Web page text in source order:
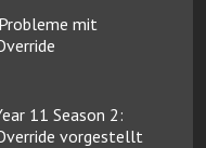
mit
11 Season 2:
vorgestellt